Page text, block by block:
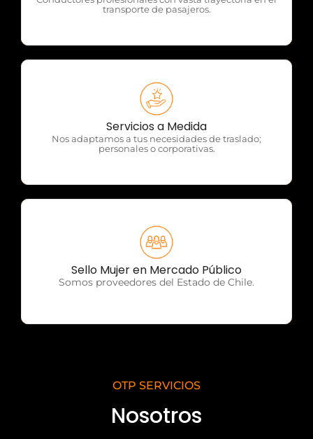
transporte de pasajeros.
Servicios a Medida
Nos adaptamos a tus necesidades de traslado;
personales o corporativas.
OTP Servicios
Sello Mujer en Mercado Público
Somos proveedores del Estado de Chile.
OTP Servicios
OTP SERVICIOS
Nosotros